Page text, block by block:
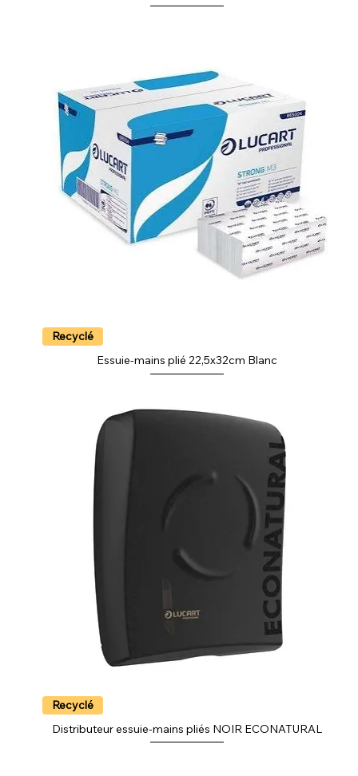
Recyclé
Essuie-mains plié 22,5x32cm Blanc
Recyclé
Distributeur essuie-mains pliés NOIR ECONATURAL